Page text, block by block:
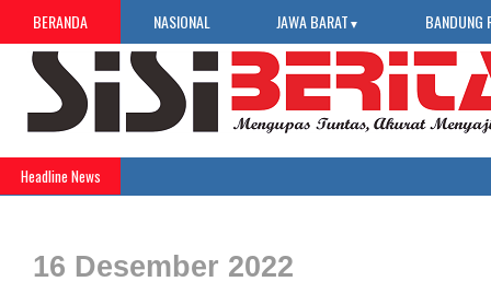
BERANDA NASIONAL JAWA BARAT ▼ BANDUNG
Headline News
16 Desember 2022